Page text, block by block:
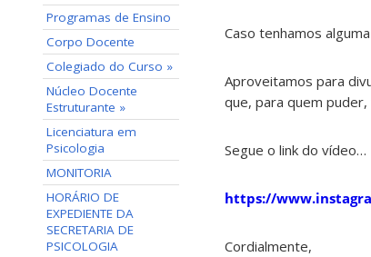
Programas de Ensino
Corpo Docente
Colegiado do Curso »
Núcleo Docente
Estruturante »
Licenciatura em
Psicologia
MONITORIA
HORÁRIO DE
EXPEDIENTE DA
SECRETARIA DE
PSICOLOGIA
Caso tenhamos
Aproveitamos para
que, para quem puder,
Segue o link do vídeo…
https://
Cordialmente,